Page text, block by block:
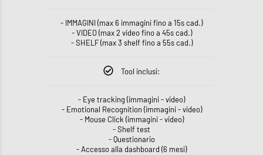
- IMMAGINI (max 6 immagini fino a 15s cad.)
- VIDEO (max 2 video fino a 45s cad.)
- SHELF (max 3 shelf fino a 55s cad.)
Tool inclusi:
- Eye tracking (immagini - video)
- Emotional Recognition (immagini - video)
- Mouse Click (immagini - video)
- Shelf test
- Questionario
- Accesso alla dashboard (6 mesi)